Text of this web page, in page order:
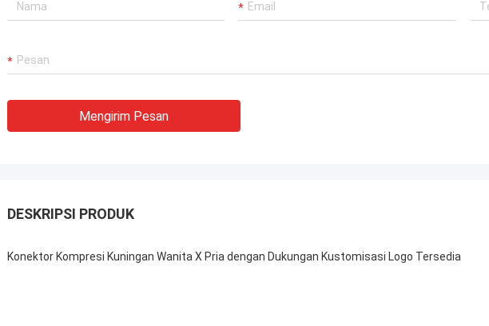
Mengirim Pesan
DESKRIPSI PRODUK
Konektor Kompresi Kuningan Wanita X Pria dengan Dukungan Kustomisasi Logo Tersedia